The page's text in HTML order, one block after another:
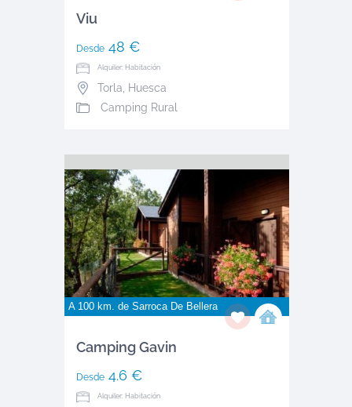
Viu
Desde48 €
Alquiler: Habitación
Torla Huesca
Camping Rural
A 100 km. de Sarroca De Bellera
Camping Gavin
Desde4.6 €
Alquiler: Habitación